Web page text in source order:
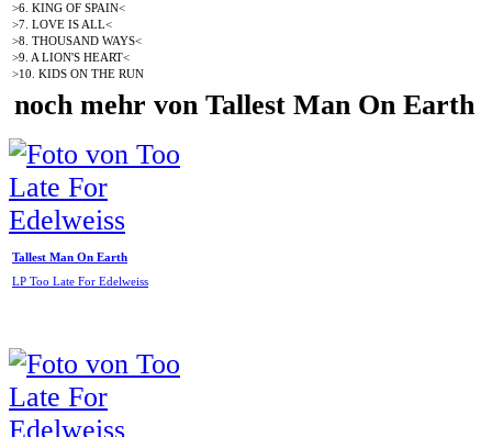
>6. KING OF SPAIN<
>7. LOVE IS ALL<
>8. THOUSAND WAYS<
>9. A LION'S HEART<
>10. KIDS ON THE RUN
noch mehr von Tallest Man On Earth
Tallest Man On Earth
LP Too Late For Edelweiss